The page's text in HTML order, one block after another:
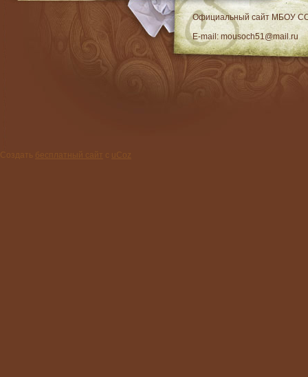
Официальный сайт МБОУ
E-mail: mousoch51@mail.ru
RSS
Создать бесплатный сайт с uCoz